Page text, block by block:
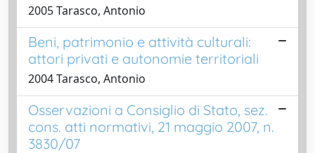
2005 Tarasco, Antonio
Beni, patrimonio e attività culturali:
attori privati e autonomie territoriali
2004 Tarasco, Antonio
Osservazioni a Consiglio di Stato, sez.
cons. atti normativi, 21 maggio 2007, n.
3830/07